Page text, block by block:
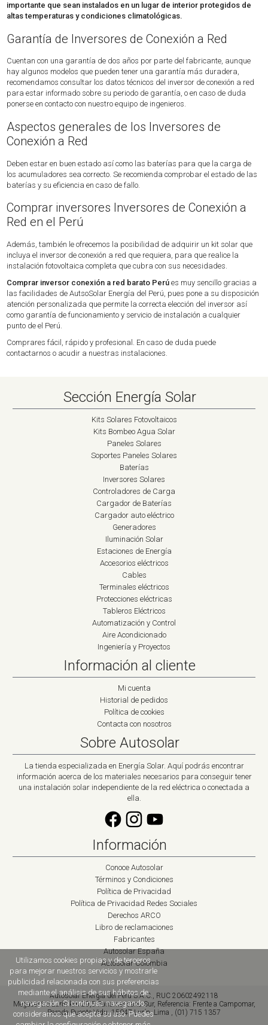
importante que sean instalados en un lugar de interior protegidos de
altas temperaturas y condiciones climatológicas.
Garantía de Inversores de Conexión a Red
Cuentan con una garantía de dos años por parte del fabricante, aunque
hay algunos modelos que pueden tener una garantía más duradera,
recomendamos consultar los datos técnicos del inversor de conexión a red
para estar informado sobre su periodo de garantía, o en caso de duda
ponerse en contacto con nuestro equipo de ingenieros.
Aspectos generales de los Inversores de
Conexión a Red
Deben estar en buen estado así como las baterías para que la carga de
los acumuladores sea correcto. Se recomienda comprobar el estado de las
baterías y su eficiencia en caso de fallo.
Comprar inversores Inversores de Conexión a
Red en el Perú
Además, también le ofrecemos la posibilidad de adquirir un kit solar que
incluya el inversor de conexión a red que requiera, para que realice la
instalación fotovoltaica completa que cubra con sus necesidades.
Comprar inversor conexión a red barato Perú es muy sencillo gracias a
las facilidades de AutsoSolar Energía del Perú, pues pone a su disposición
atención personalizada que permite la correcta elección del inversor así
como garantía de funcionamiento y servicio de instalación a cualquier
punto de el Perú.
Comprares fácil, rápido y profesional. En caso de duda puede
contactarnos o acudir a nuestras instalaciones.
Sección Energía Solar
Kits Solares Fotovoltaicos
Kits Bombeo Agua Solar
Paneles Solares
Soportes Paneles Solares
Baterías
Inversores Solares
Controladores de Carga
Cargador de Baterías
Cargador auto eléctrico
Generadores
Iluminación Solar
Estaciones de Energía
Accesorios eléctricos
Cables
Terminales eléctricos
Protecciones eléctricas
Tableros Eléctricos
Automatización y Control
Aire Acondicionado
Ingeniería y Proyectos
Información al cliente
Mi cuenta
Historial de pedidos
Política de cookies
Contacta con nosotros
Sobre Autosolar
La tienda especializada en Energía Solar. Aquí podrás encontrar
información acerca de los materiales necesarios para conseguir tener
una instalación solar independiente de la red eléctrica o conectada a
ella.
Información
Conoce Autosolar
Términos y Condiciones
Política de Privacidad
Política de Privacidad Redes Sociales
Derechos ARCO
Libro de reclamaciones
Fabricantes
Autosolar España
Autosolar Colombia
Autosolar Energía del Perú S.A.C., RUC 20602492118
Megacentro Lurín km 29,5 Panamericana Sur, Referencia: Frente a Campomar,
Parada Puente Vidu,15047 Lurín, Lima (01) 715 1357
Utilizamos cookies propias y de terceros
para mejorar nuestros servicios y mostrarle
publicidad relacionada con sus preferencias
mediante el análisis de sus hábitos de
navegación. Si continuas navegando,
consideramos que acepta su uso. Puedes